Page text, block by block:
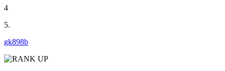
4
5.
gk898b